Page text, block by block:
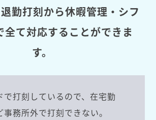
勤打刻から休暇管理・シフ
全て対応することができま
す。
で打刻しているので、在宅勤
務所外で打刻できない。